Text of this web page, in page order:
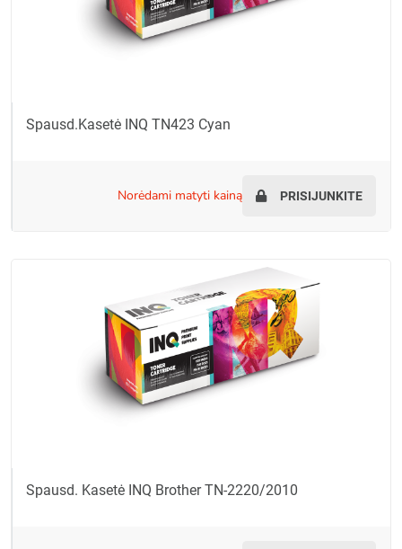
Spausd.kasetė INQ TN423 Cyan
norėdami matyti kainą PRISIJUNKITE
Spausd. Kasetė INQ Brother TN-2220/2010